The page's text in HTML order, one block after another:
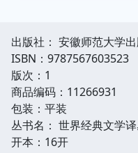
出版社： 安徽师范大学
ISBN：9787567603523
版次：1
商品编码：11266931
包装：平装
丛书名： 世界经典文学译
开本：16开